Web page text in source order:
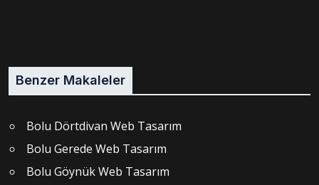
Benzer Makaleler
Bolu Dörtdivan Web Tasarım
Bolu Gerede Web Tasarım
Bolu Göynük Web Tasarım